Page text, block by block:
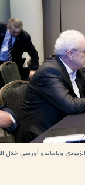
وياماندو أورسي خلال